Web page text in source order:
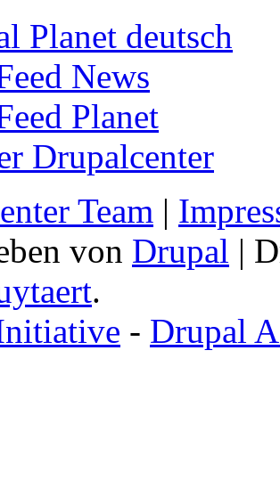
Planet deutsch
News
Planet
Drupalcenter
Team |
von Drupal |
.
- Drupal